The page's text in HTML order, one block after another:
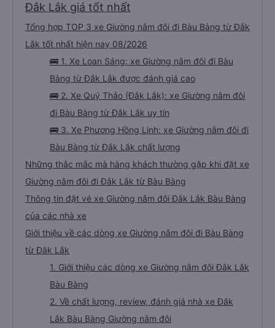
Đắk Lắk giá tốt nhất
Tổng hợp TOP 3 xe Giường nằm đôi đi Bàu Bàng từ Đắk
Lắk tốt nhất hiện nay 08/2026
🚌 1. Xe Loan Sáng: xe Giường nằm đôi đi Bàu
Bàng từ Đắk Lắk được đánh giá cao
🚌 2. Xe Quý Thảo (Đắk Lắk): xe Giường nằm đôi
đi Bàu Bàng từ Đắk Lắk uy tín
🚌 3. Xe Phương Hồng Linh: xe Giường nằm đôi đi
Bàu Bàng từ Đắk Lắk chất lượng
Những thắc mắc mà hàng khách thường gặp khi đặt xe
Giường nằm đôi đi Đắk Lắk từ Bàu Bàng
Thông tin đặt vé xe Giường nằm đôi Đắk Lắk Bàu Bàng
của các nhà xe
Giới thiệu về các dòng xe Giường nằm đôi đi Bàu Bàng
từ Đắk Lắk
1. Giới thiệu các dòng xe Giường nằm đôi Đắk Lắk
Bàu Bàng
2. Về chất lượng, review, đánh giá nhà xe Đắk
Lắk Bàu Bàng Giường nằm đôi